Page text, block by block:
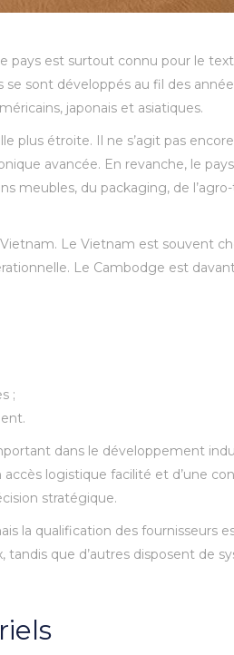
est surtout connu pour le
sont développés au fil des
japonais et asiatiques.
plus étroite. Il ne s’agit pas
avancée. En revanche, le
meubles, du packaging, de
Le Vietnam est souvent
Le Cambodge est
;
dans le développement
logistique facilité et d’une
stratégique.
la qualification des fournisseurs
que d’autres disposent de